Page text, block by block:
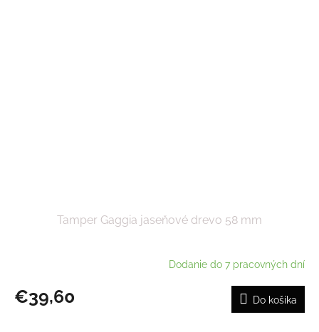
Tamper Gaggia jaseňové drevo 58 mm
Dodanie do 7 pracovných dní
€39,60 Do košíka